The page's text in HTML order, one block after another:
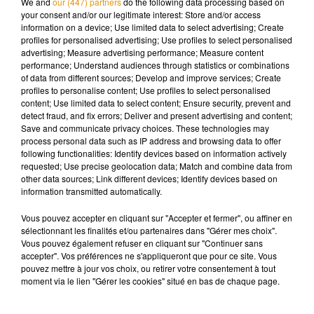
endroit.
Musique
7 août 2026
Madonna sort enfin le remix de « Love
Sensation » avec Kylie Minogue
7 août 2026
Angèle et Amélie Lens dévoilent leur
collaboration tant attendue
your consent and/or our legitimate interest: Store and/or access
information on a device; Use limited data to select advertising; Create
profiles for personalised advertising; Use profiles to select personalised
advertising; Measure advertising performance; Measure content
performance; Understand audiences through statistics or combinations
of data from different sources; Develop and improve services; Create
profiles to personalise content; Use profiles to select personalised
content; Use limited data to select content; Ensure security, prevent and
detect fraud, and fix errors; Deliver and present advertising and content;
Save and communicate privacy choices. These technologies may
process personal data such as IP address and browsing data to offer
following functionalities: Identify devices based on information actively
requested; Use precise geolocation data; Match and combine data from
other data sources; Link different devices; Identify devices based on
information transmitted automatically.
Vous pouvez accepter en cliquant sur "Accepter et fermer", ou affiner en
sélectionnant les finalités et/ou partenaires dans "Gérer mes choix".
Vous pouvez également refuser en cliquant sur "Continuer sans
accepter". Vos préférences ne s'appliqueront que pour ce site. Vous
pouvez mettre à jour vos choix, ou retirer votre consentement à tout
moment via le lien "Gérer les cookies" situé en bas de chaque page.